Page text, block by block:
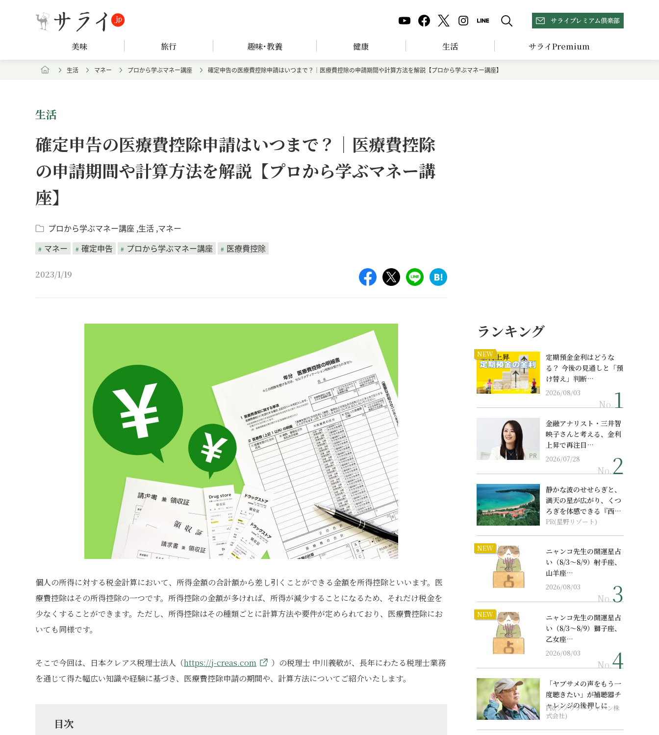
サライプレミアム倶楽部
美味 旅行 趣味･教養 健康 生活 サライPremium
生活 マネー プロから学ぶマネー講座 確定申告の医療費控除申請はいつまで？｜医療費控除の申請期間や計算方法を解説【プロから学ぶマネー講座】
生活
確定申告の医療費控除申請はいつまで？｜医療費控除
の申請期間や計算方法を解説【プロから学ぶマネー講
座】
プロから学ぶマネー講座 生活 マネー
マネー
確定申告 プロから学ぶマネー講座 医療費控除
2023/1/19
個人の所得に対する税金計算において、所得金額の合計額から差し引くことができる金額を所得控除といいます。医
療費控除はその所得控除の一つです。所得控除の金額が多ければ、所得が減少することになるため、それだけ税金を
少なくすることができます。ただし、所得控除はその種類ごとに計算方法や要件が定められており、医療費控除にお
いても同様です。
そこで今回は、日本クレアス税理士法人（https://j-creas.com
）の税理士 中川義敬が、長年にわたる税理士業務
を通じて得た幅広い知識や経験に基づき、医療費控除申請の期間や、計算方法についてご紹介いたします。
目次
ランキング
NEW
定期預金金利はどうな
る？ 今後の見通しと「預
け替え」判断…
2026/08/03
No.
PR
金融アナリスト・三井智
映子さんと考える、金利
上昇で再注目…
2026/07/28
No.
静かな波のせせらぎと、
満天の星が広がり、くつ
ろぎを体感できる『西表
島ホテル by...
PR(星野リゾート)
NEW
ニャンコ先生の開運星占
い（8/3～8/9）射手座、
山羊座…
2026/08/03
No.
NEW
ニャンコ先生の開運星占
い（8/3～8/9）獅子座、
乙女座…
2026/08/03
No.
「ヤブサメの声をもう一
度聴きたい」が補聴器チ
ャレンジの後押しに
PR(ソノヴァ・ジャパン株
式会社)